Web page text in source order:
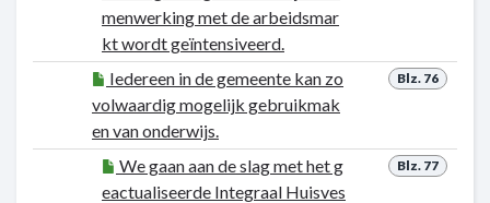
menwerking met de arbeidsmar
kt wordt geïntensiveerd.
Blz. 76
Iedereen in de gemeente kan zo
volwaardig mogelijk gebruikmak
en van onderwijs.
Blz. 77
We gaan aan de slag met het g
eactualiseerde Integraal Huisves